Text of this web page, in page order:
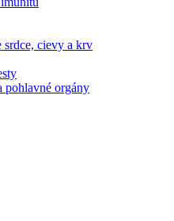
cievy a krv
pohlavné orgány